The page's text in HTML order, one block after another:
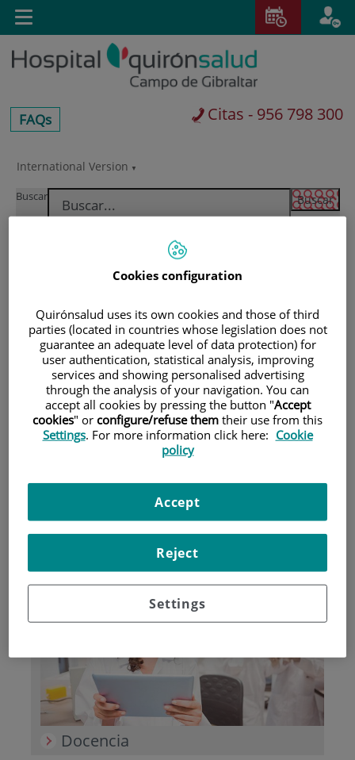
Saltar al contenido
Saltar
contenido
International Version
centros-
faq
FAQs Citas - 956 798 300
Buscar
Toggle
navigation
Pacientes y visitantes
Investigación
Docencia
Cookies configuration
Quirónsalud uses its own cookies and those of third
parties (located in countries whose legislation does not
guarantee an adequate level of data protection) for
user authentication, statistical analysis, improving
services and showing personalised advertising
through the analysis of your navigation. You can
accept all cookies by pressing the button "Accept
cookies" or configure/refuse them their use from this
Settings. For more information click here: Cookie
policy
Settings
Reject
Accept